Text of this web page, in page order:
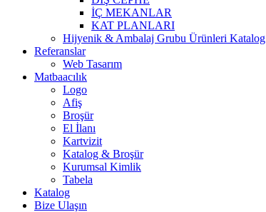
İÇ MEKANLAR
KAT PLANLARI
Hijyenik & Ambalaj Grubu Ürünleri Katalog
Referanslar
Web Tasarım
Matbaacılık
Logo
Afiş
Broşür
El İlanı
Kartvizit
Katalog & Broşür
Kurumsal Kimlik
Tabela
Katalog
Bize Ulaşın